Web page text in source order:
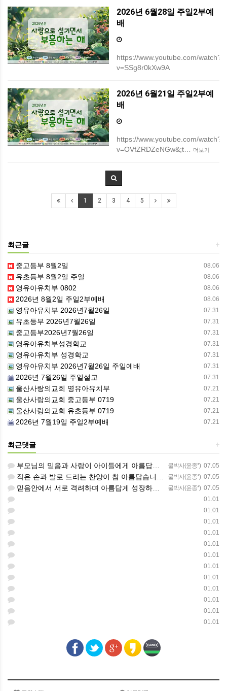
2026년 6월28일 주일2부예
배
https://www.youtube.com/watch?
v=SSg8r0kXw9A
2026년 6월21일 주일2부예
배
https://www.youtube.com/watch?
v=OVfZRDZeNGw&;t…
더보기
1 2 3 4 5
+
최근글
08.06
중고등부 8월2일
08.06
유초등부 8월2일 주일
08.06
영유아유치부 0802
08.06
2026년 8월2일 주일2부예배
07.31
영유아유치부 2026년7월26일
07.31
유초등부 2026년7월26일
07.31
중고등부2026년7월26일
07.31
영유아유치부성경학교
07.31
영유아유치부 성경학교
07.31
영유아유치부 2026년7월26일 주일예배
07.31
2026년 7월26일 주일설교
07.21
울산사랑의교회 영유아유치부
07.21
울산사랑의교회 중고등부 0719
07.21
울산사랑의교회 유초등부 0719
07.21
2026년 7월19일 주일2부예배
+
최근댓글
물박사(윤종*) 07.05
부모님의 믿음과 사랑이 아이들에게 아름답게 이어지길 축복합니다
물박사(윤종*) 07.05
작은 손과 발로 드리는 찬양이 참 아름답습니다 하나님의 사랑이 늘 함께하길 기도합니다
물박사(윤종*) 07.05
믿음안에서 서로 격려하며 아름답게 성장하는 중고등부가 되길 응원합니다
01.01
01.01
01.01
01.01
01.01
01.01
01.01
01.01
01.01
01.01
01.01
01.01